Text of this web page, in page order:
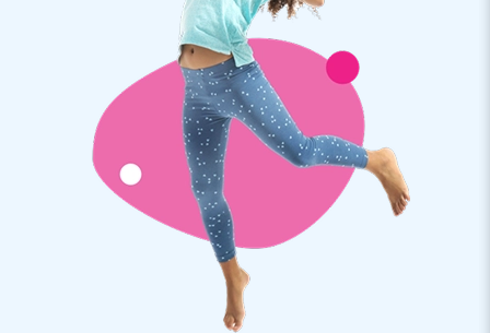
soufflerie permanente soit suffisament éloignée de l'eau
comme l'indique l'exigence de sécurité. Tout a été pensé, tout
est livré prêt à l'emploi!
Garantie d'une qualité irréprochable
Toutes les structures JB sont fabriquées à partir de PVC
solide, de haute qualité avec une densité minimum de 650 à
680g/m2. Cette toile particulière de PVC a été traitée en
amont pour résister au chlore et aux influences de l'eau libre.
De plus, toutes nos structures gonflables sont cousues à
multiples reprises sur les endroits réputés à risques afin de
garantir une haute solidité. Ainsi vous bénéficiez d'une